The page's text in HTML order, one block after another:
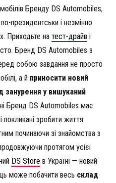
Бренду DS Automobiles,
президентськи і незмінно
Приходьте на тест-драйв і
Бренд DS Automobiles з
собою завдання не просто
а й приносити новий
занурення у вишуканий
Бренд DS Automobiles має
покликані зробити життя
починаючи зі знайомства з
протягом усієї
DS Store в Україні — новий
може побачити весь склад